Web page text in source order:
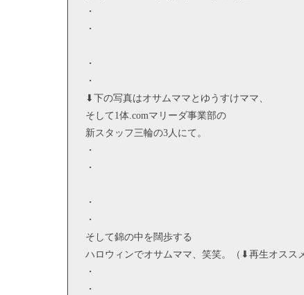
・
・
・
・
⬇︎下の写真はオサムママとゆうすけママ、
そして1体.comマリーダ事業部の
新スタッフ三輪の3人にて。
・
・
・
・
そして錦の中を闊歩する
ハロウィンでオサムママ、笑笑。（⬇︎再生オススメ
・
・